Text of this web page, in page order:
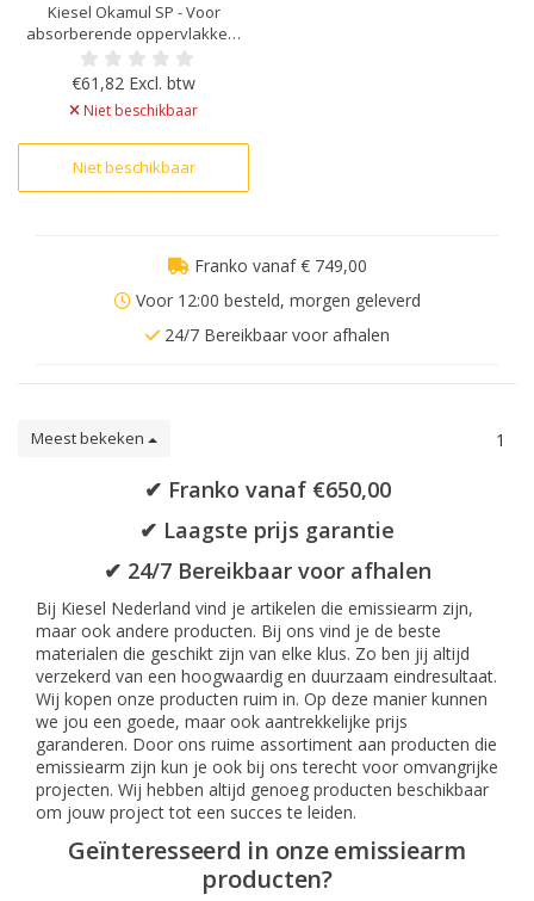
Kiesel Okamul SP - Voor
absorberende oppervlakken,
Klaar voor gebruik,
Oplosmiddelvrij, Hoge
bindingssterkte, Voor
binnengebruik
€61,82 Excl. btw
Niet beschikbaar
Niet beschikbaar
Franko vanaf € 749,00
Voor 12:00 besteld, morgen geleverd
24/7 Bereikbaar voor afhalen
Meest bekeken 1
✔ Franko vanaf €650,00
✔ Laagste prijs garantie
✔ 24/7 Bereikbaar voor afhalen
Bij Kiesel Nederland vind je artikelen die emissiearm zijn,
maar ook andere producten. Bij ons vind je de beste
materialen die geschikt zijn van elke klus. Zo ben jij altijd
verzekerd van een hoogwaardig en duurzaam eindresultaat.
Wij kopen onze producten ruim in. Op deze manier kunnen
we jou een goede, maar ook aantrekkelijke prijs
garanderen. Door ons ruime assortiment aan producten die
emissiearm zijn kun je ook bij ons terecht voor omvangrijke
projecten. Wij hebben altijd genoeg producten beschikbaar
om jouw project tot een succes te leiden.
Geïnteresseerd in onze emissiearm
producten?